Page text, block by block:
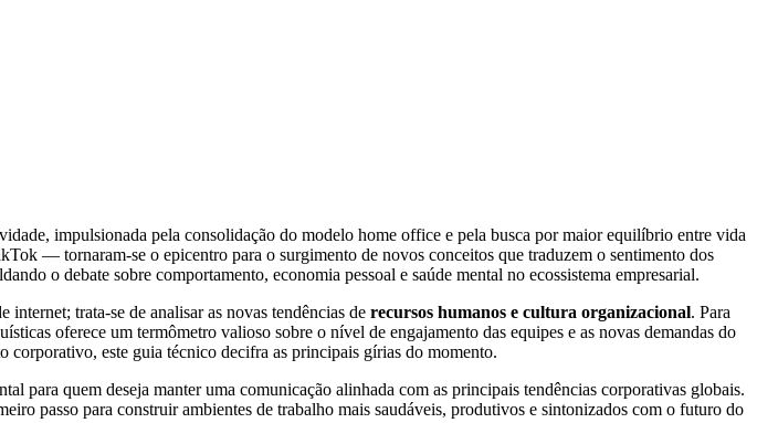
impulsionada pela consolidação do modelo home office e pela busca por maior equilíbrio entre vida
— tornaram-se o epicentro para o surgimento de novos conceitos que traduzem o sentimento dos
o debate sobre comportamento, economia pessoal e saúde mental no ecossistema empresarial.
trata-se de analisar as novas tendências de recursos humanos e cultura organizacional. Para
oferece um termômetro valioso sobre o nível de engajamento das equipes e as novas demandas do
corporativo, este guia técnico decifra as principais gírias do momento.
para quem deseja manter uma comunicação alinhada com as principais tendências corporativas globais.
passo para construir ambientes de trabalho mais saudáveis, produtivos e sintonizados com o futuro do